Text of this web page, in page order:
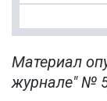
Материал
журнале" №